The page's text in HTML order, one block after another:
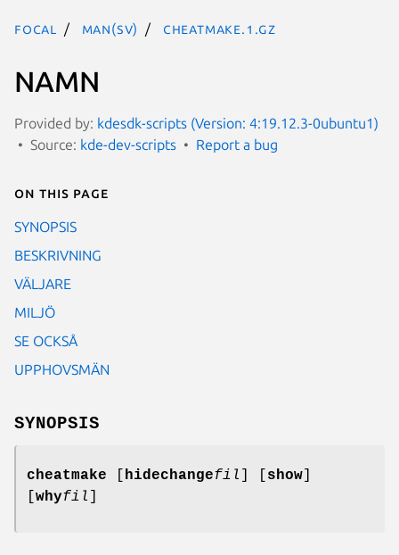
focal man(sv) cheatmake.1.gz
NAMN
Provided by: kdesdk-scripts (Version: 4:19.12.3-0ubuntu1)
Source: kde-dev-scripts Report a bug
On this page
SYNOPSIS
BESKRIVNING
VÄLJARE
MILJÖ
SE OCKSÅ
UPPHOVSMÄN
SYNOPSIS
cheatmake hidechangefil show
whyfil